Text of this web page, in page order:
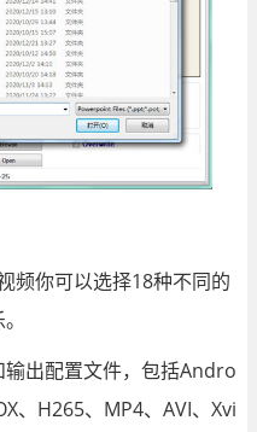
你可以选择18种不同的
出配置文件，包括Andro
、H265、MP4、AVI、Xvi